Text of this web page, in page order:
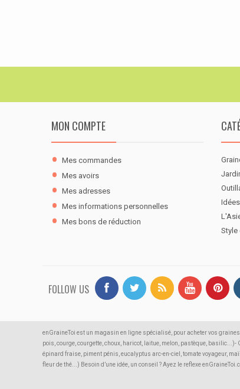
MON COMPTE
Mes commandes
Mes avoirs
Mes adresses
Mes informations personnelles
Mes bons de réduction
Style
FOLLOW US
enGraineToi est un magasin en ligne spécialisé, pour acheter vos
pois, courge, courgette, choux, haricot, laitue, melon, pastèque,
épinard fraise, piment pénis, eucalyptus arc-en-ciel, tomate voyageur,
fleur de thé...) Besoin d’une idée, un conseil ? Ayez le reflexe